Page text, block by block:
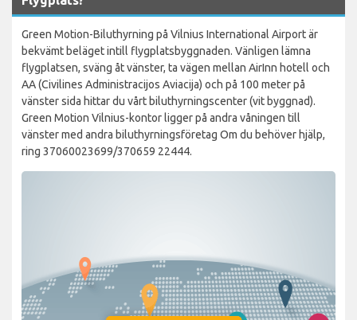
Green Motion-Biluthyrning på Vilnius International Airport är
bekvämt beläget intill flygplatsbyggnaden. Vänligen lämna
flygplatsen, sväng åt vänster, ta vägen mellan AirInn hotell och
AA (Civilines Administracijos Aviacija) och på 100 meter på
vänster sida hittar du vårt biluthyrningscenter (vit byggnad).
Green Motion Vilnius-kontor ligger på andra våningen till
vänster med andra biluthyrningsföretag Om du behöver hjälp,
ring 37060023699/370659 22444.